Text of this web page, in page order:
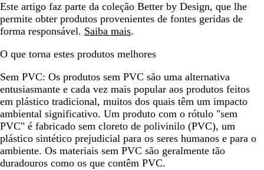
Este artigo faz parte da coleção Better by Design, que lhe
permite obter produtos provenientes de fontes geridas de
forma responsável. Saiba mais.
O que torna estes produtos melhores
Sem PVC: Os produtos sem PVC são uma alternativa
entusiasmante e cada vez mais popular aos produtos feitos
em plástico tradicional, muitos dos quais têm um impacto
ambiental significativo. Um produto com o rótulo "sem
PVC" é fabricado sem cloreto de polivinilo (PVC), um
plástico sintético prejudicial para os seres humanos e para o
ambiente. Os materiais sem PVC são geralmente tão
duradouros como os que contêm PVC.